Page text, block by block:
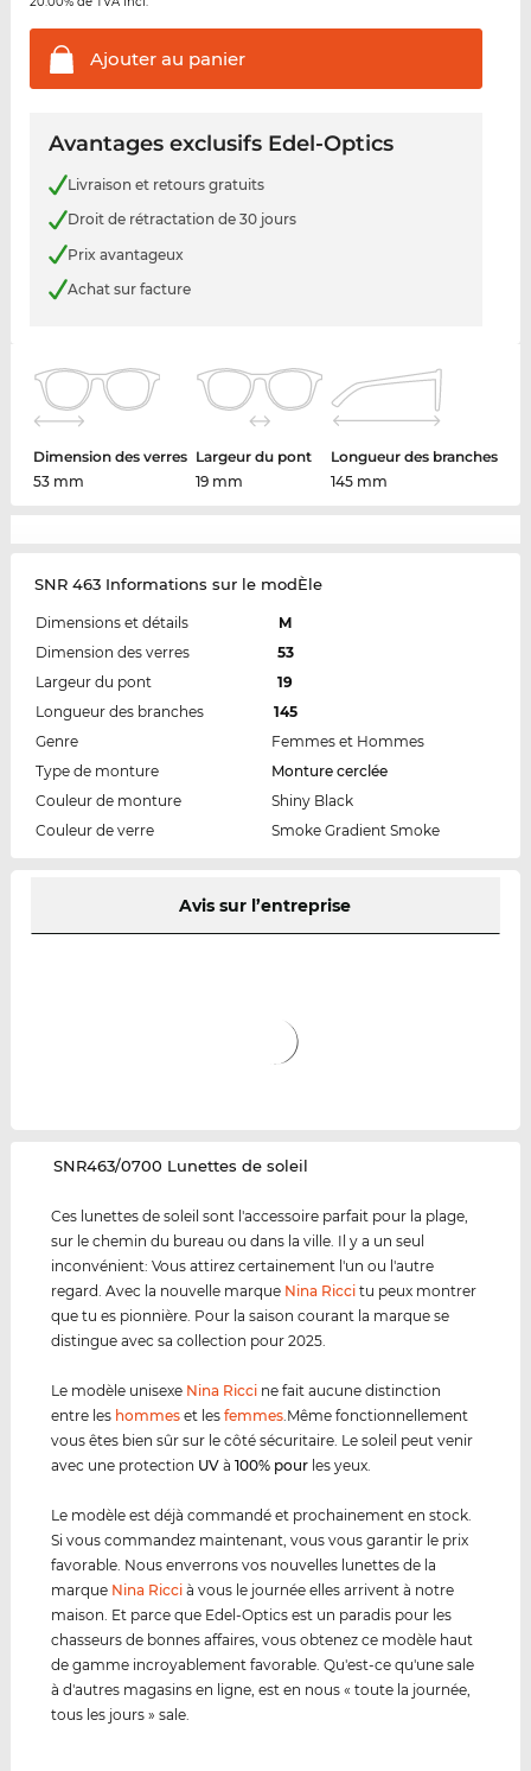
Ajouter au panier
Avantages exclusifs Edel-Optics
Livraison et retours gratuits
Droit de rétractation de 30 jours
Prix avantageux
Achat sur facture
Dimension des verres
53 mm
Largeur du pont
19 mm
Longueur des branches
145 mm
SNR 463 Informations sur le modÈle
Dimensions et détails
M
Dimension des verres
53
Largeur du pont
19
Longueur des branches
145
Genre
Femmes et Hommes
Type de monture
Monture cerclée
Couleur de monture
Shiny Black
Couleur de verre
Smoke Gradient Smoke
Avis sur l’entreprise
‌SNR463/0700 Lunettes de soleil
Ces lunettes de soleil sont l'accessoire parfait pour la plage,
sur le chemin du bureau ou dans la ville. Il y a un seul
inconvénient: Vous attirez certainement l'un ou l'autre
regard. Avec la nouvelle marque Nina Ricci tu peux montrer
que tu es pionnière. Pour la saison courant la marque se
distingue avec sa collection pour 2025.
Le modèle unisexe Nina Ricci ne fait aucune distinction
entre les hommes et lesfemmes .Même fonctionnellement
vous êtes bien sûr sur le côté sécuritaire. Le soleil peut venir
avec une protection UV à100% pour les yeux.
Le modèle est déjà commandé et prochainement en stock.
Si vous commandez maintenant, vous vous garantir le prix
favorable. Nous enverrons vos nouvelles lunettes de la
marque Nina Ricci à vous le journée elles arrivent à notre
maison. Et parce que Edel-Optics est un paradis pour les
chasseurs de bonnes affaires, vous obtenez ce modèle haut
de gamme incroyablement favorable. Qu'est-ce qu'une sale
à d'autres magasins en ligne, est en nous « toute la journée,
tous les jours » sale.